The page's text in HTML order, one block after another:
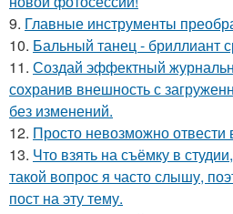
9. Главные инструменты
10. Бальный танец - бриллиант
11. Создай эффектный
сохранив внешность с
без изменений.
12. Просто невозможно отвести
13. Что взять на съёмку в
такой вопрос я часто слышу,
пост на эту тему.